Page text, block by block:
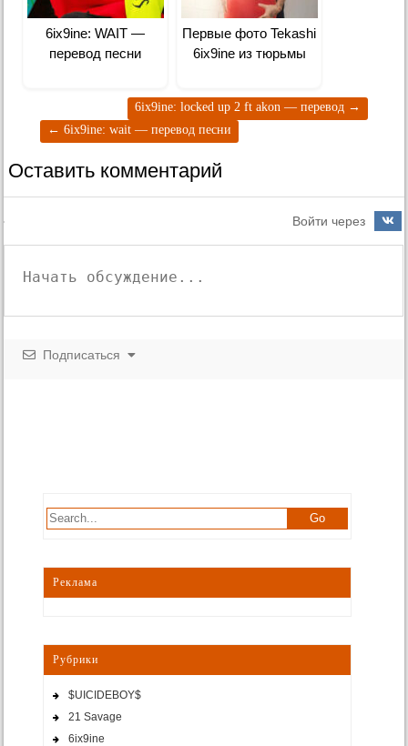
6ix9ine: WAIT —
перевод песни
Первые фото Tekashi
6ix9ine из тюрьмы
6ix9ine: locked up 2 ft akon — перевод →
← 6ix9ine: wait — перевод песни
Оставить комментарий
Войти через
Подписаться
Реклама
Рубрики
$UICIDEBOY$
21 Savage
6ix9ine